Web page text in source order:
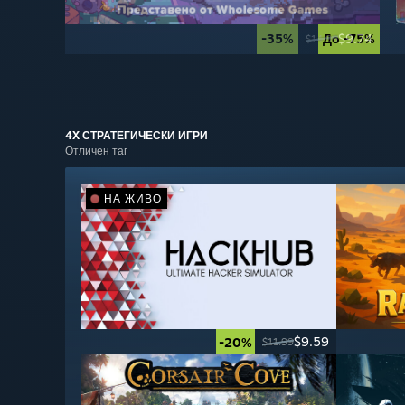
До -75%
-35% $14.99$9.74
4X СТРАТЕГИЧЕСКИ ИГРИ
Отличен таг
-20% $11.99$9.59
НА ЖИВО